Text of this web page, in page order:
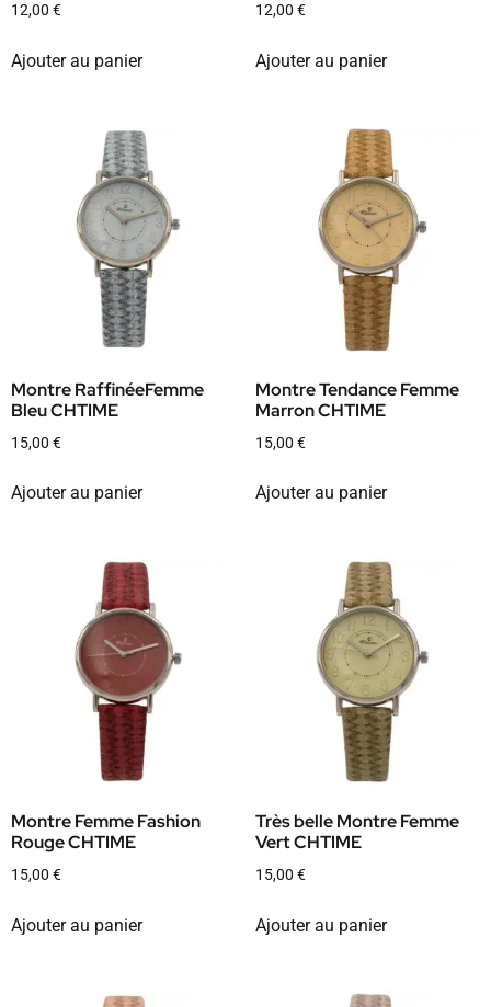
12,00 €
Ajouter au panier
12,00 €
Ajouter au panier
Montre RaffinéeFemme
Bleu CHTIME
15,00 €
Ajouter au panier
Montre Tendance Femme
Marron CHTIME
15,00 €
Ajouter au panier
Montre Femme Fashion
Rouge CHTIME
15,00 €
Ajouter au panier
Très belle Montre Femme
Vert CHTIME
15,00 €
Ajouter au panier